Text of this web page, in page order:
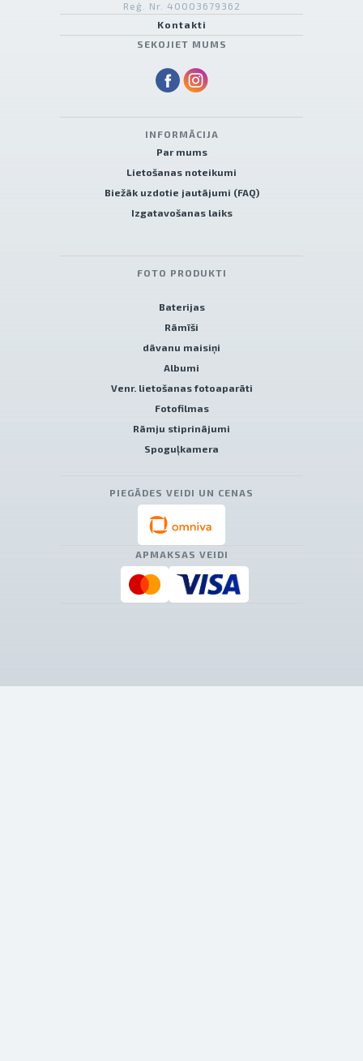
Reģ. Nr. 40003679362
Kontakti
SEKOJIET MUMS
INFORMĀCIJA
Par mums
Lietošanas noteikumi
Biežāk uzdotie jautājumi (FAQ)
Izgatavošanas laiks
FOTO PRODUKTI
Baterijas
Rāmīši
dāvanu maisiņi
Albumi
Venr. lietošanas fotoaparāti
Fotofilmas
Rāmju stiprinājumi
Spoguļkamera
PIEGĀDES VEIDI UN CENAS
APMAKSAS VEIDI